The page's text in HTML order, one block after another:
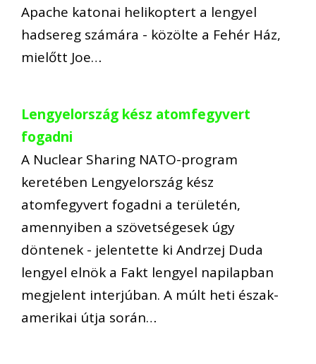
Apache katonai helikoptert a lengyel
hadsereg számára - közölte a Fehér Ház,
mielőtt Joe…
Lengyelország kész atomfegyvert
fogadni
A Nuclear Sharing NATO-program
keretében Lengyelország kész
atomfegyvert fogadni a területén,
amennyiben a szövetségesek úgy
döntenek - jelentette ki Andrzej Duda
lengyel elnök a Fakt lengyel napilapban
megjelent interjúban. A múlt heti észak-
amerikai útja során…